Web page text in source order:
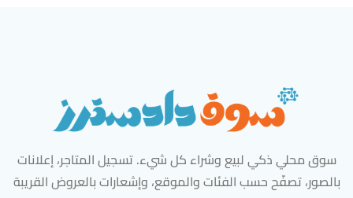
سوق محلي ذكي لبيع وشراء كل شيء. تسجيل المتاجر، إعلانات
بالصور، تصفّح حسب الفئات والموقع، وإشعارات بالعروض القريبة